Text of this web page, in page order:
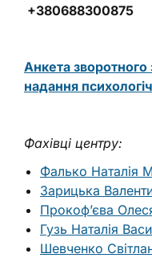
+380688300875
Анкета зворотного
надання
Фахівці центру:
Фалько Наталія
Зарицька
Прокоф’єва
Гузь Наталія
Шевченко